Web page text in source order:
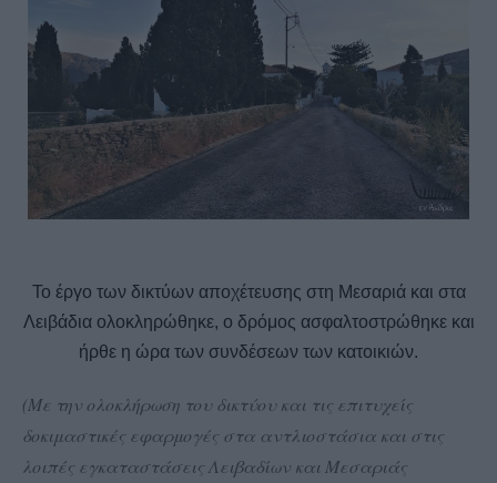
Το έργο των δικτύων αποχέτευσης στη Μεσαριά και στα
Λειβάδια ολοκληρώθηκε, ο δρόμος ασφαλτοστρώθηκε και
ήρθε η ώρα των συνδέσεων των κατοικιών.
(Με την ολοκλήρωση του δικτύου και τις επιτυχείς
δοκιμαστικές εφαρμογές στα αντλιοστάσια και στις
λοιπές εγκαταστάσεις Λειβαδίων και Μεσαριάς